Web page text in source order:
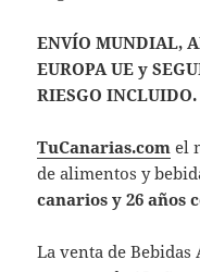
ENVÍO MUNDIAL,
EUROPA UE y
RIESGO INCLUIDO.
TuCanarias.com el
de alimentos y
canarios y26 años
La venta de